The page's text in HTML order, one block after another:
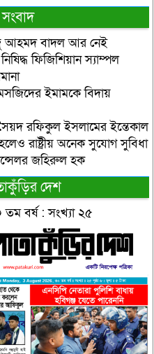
আহমদ বাদল আর নেই
ফিজিশিয়ান স্যাম্পল
ইমামকে বিদায়
রফিকুল ইসলামের ইন্তেকাল
রাষ্ট্রীয় অনেক সুযোগ সুবিধা
জহিরুল হক
দেশ
বর্ষ : সংখ্যা ২৫